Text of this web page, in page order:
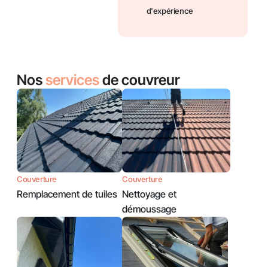
d'expérience
Nosservicesde couvreur
Couverture
Remplacement de tuiles
Couverture
Nettoyage et
démoussage